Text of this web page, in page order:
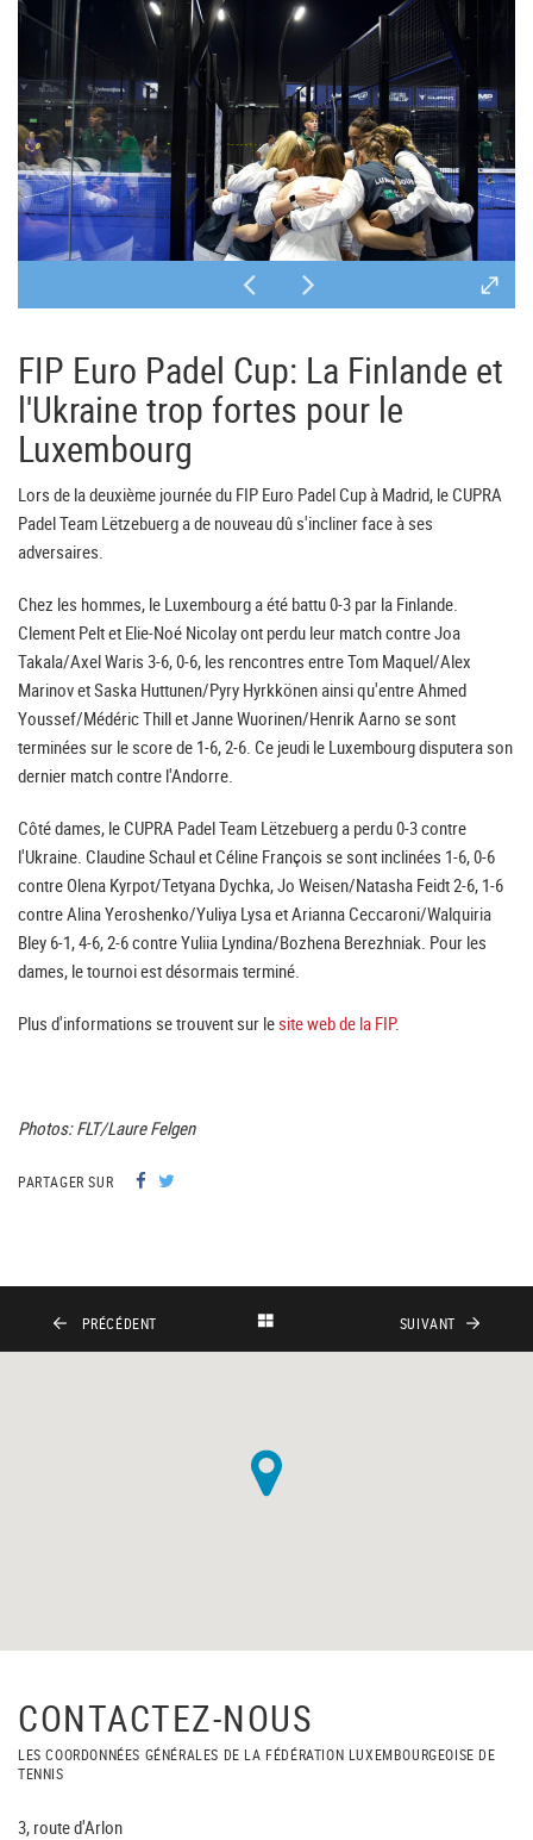
FIP Euro Padel Cup: La Finlande et
l'Ukraine trop fortes pour le
Luxembourg
Lors de la deuxième journée du FIP Euro Padel Cup à Madrid, le CUPRA
Padel Team Lëtzebuerg a de nouveau dû s'incliner face à ses
adversaires.
Chez les hommes, le Luxembourg a été battu 0-3 par la Finlande.
Clement Pelt et Elie-Noé Nicolay ont perdu leur match contre Joa
Takala/Axel Waris 3-6, 0-6, les rencontres entre Tom Maquel/Alex
Marinov et Saska Huttunen/Pyry Hyrkkönen ainsi qu'entre Ahmed
Youssef/Médéric Thill et Janne Wuorinen/Henrik Aarno se sont
terminées sur le score de 1-6, 2-6. Ce jeudi le Luxembourg disputera son
dernier match contre l'Andorre.
Côté dames, le CUPRA Padel Team Lëtzebuerg a perdu 0-3 contre
l'Ukraine. Claudine Schaul et Céline François se sont inclinées 1-6, 0-6
contre Olena Kyrpot/Tetyana Dychka, Jo Weisen/Natasha Feidt 2-6, 1-6
contre Alina Yeroshenko/Yuliya Lysa et Arianna Ceccaroni/Walquiria
Bley 6-1, 4-6, 2-6 contre Yuliia Lyndina/Bozhena Berezhniak. Pour les
dames, le tournoi est désormais terminé.
Plus d'informations se trouvent sur lesite web de la FIP.
Photos: FLT/Laure Felgen
PARTAGER SUR
PRÉCÉDENT SUIVANT
CONTACTEZ-NOUS
LES COORDONNÉES GÉNÉRALES DE LA FÉDÉRATION LUXEMBOURGEOISE DE
TENNIS
3, route d'Arlon